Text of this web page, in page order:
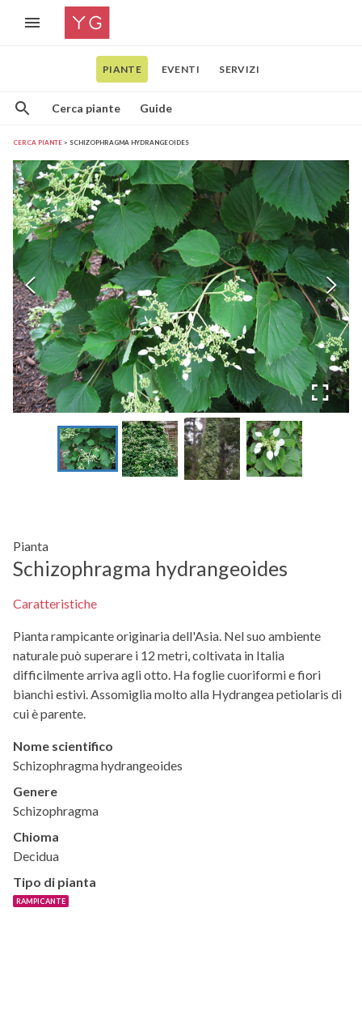
PIANTE EVENTI SERVIZI
Cerca piante Guide
CERCA PIANTE SCHIZOPHRAGMA HYDRANGEOIDES
Pianta
Schizophragma hydrangeoides
Caratteristiche
Pianta rampicante originaria dell'Asia. Nel suo ambiente
naturale può superare i 12 metri, coltivata in Italia
difficilmente arriva agli otto. Ha foglie cuoriformi e fiori
bianchi estivi. Assomiglia molto alla Hydrangea petiolaris di
cui è parente.
Nome scientifico
Schizophragma hydrangeoides
Genere
Schizophragma
Chioma
Decidua
Tipo di pianta
RAMPICANTE